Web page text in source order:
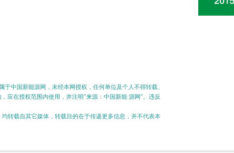
中国新能源网，未经本网授权，任何单位及个人不得转载、
应在授权范围内使用，并注明"来源：中国新能 源网"。违反
转载自其它媒体，转载目的在于传递更多信息，并不代表本